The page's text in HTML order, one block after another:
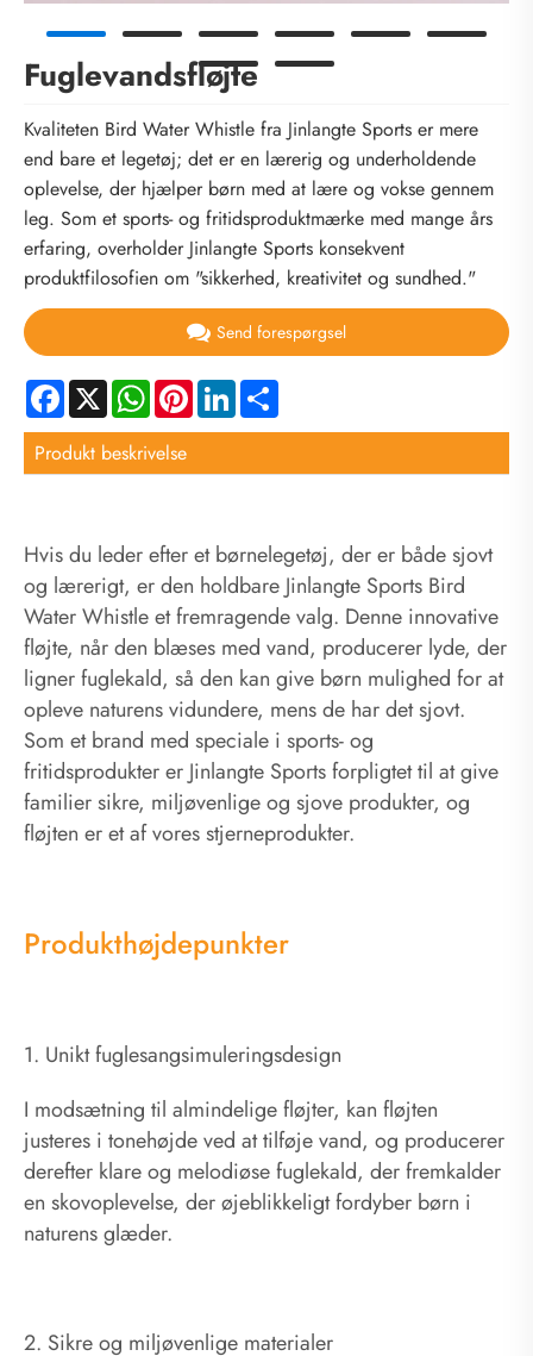
Fuglevandsfløjte
Kvaliteten Bird Water Whistle fra Jinlangte Sports er mere
end bare et legetøj; det er en lærerig og underholdende
oplevelse, der hjælper børn med at lære og vokse gennem
leg. Som et sports- og fritidsproduktmærke med mange års
erfaring, overholder Jinlangte Sports konsekvent
produktfilosofien om "sikkerhed, kreativitet og sundhed."
Send forespørgsel
Facebook
X WhatsApp
PinterestLinkedIn
Produkt beskrivelse
Hvis du leder efter et børnelegetøj, der er både sjovt
og lærerigt, er den holdbare Jinlangte Sports Bird
Water Whistle et fremragende valg. Denne innovative
fløjte, når den blæses med vand, producerer lyde, der
ligner fuglekald, så den kan give børn mulighed for at
opleve naturens vidundere, mens de har det sjovt.
Som et brand med speciale i sports- og
fritidsprodukter er Jinlangte Sports forpligtet til at give
familier sikre, miljøvenlige og sjove produkter, og
fløjten er et af vores stjerneprodukter.
Produkthøjdepunkter
1. Unikt fuglesangsimuleringsdesign
I modsætning til almindelige fløjter, kan fløjten
justeres i tonehøjde ved at tilføje vand, og producerer
derefter klare og melodiøse fuglekald, der fremkalder
en skovoplevelse, der øjeblikkeligt fordyber børn i
naturens glæder.
2. Sikre og miljøvenlige materialer